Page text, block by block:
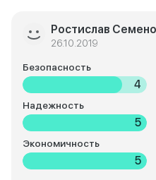
Ростислав
26.10.2019
Безопасность
4
Надежность
5
Экономичность
5